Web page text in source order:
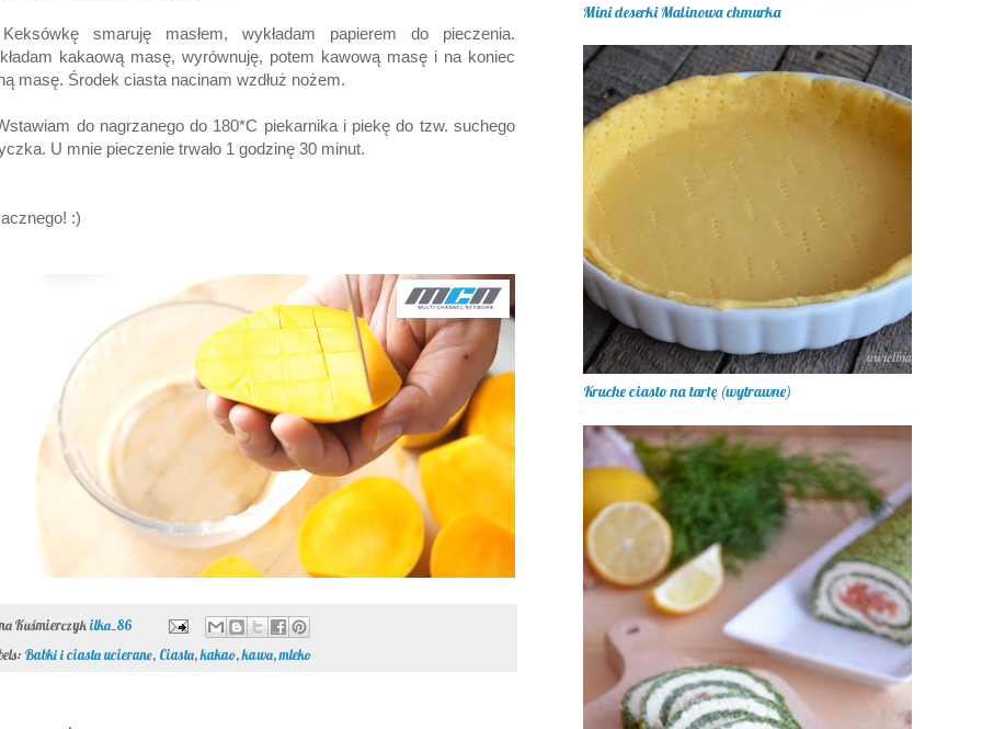
smaruję masłem, wykładam papierem do pieczenia.
kakaową masę, wyrównuję, potem kawową masę i na koniec
masę. Środek ciasta nacinam wzdłuż nożem.
do nagrzanego do 180*C piekarnika i piekę do tzw. suchego
U mnie pieczenie trwało 1 godzinę 30 minut.
:)
Kuśmierczykilka_86
Babki i ciasta ucierane, Ciasta,kakao,kawa,mleko
Mini deserki Malinowa chmurka
Kruche ciasto na tartę (wytrawne)